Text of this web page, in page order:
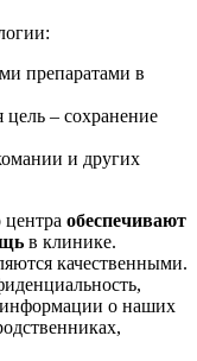
препаратами в
цель – сохранение
и других
обеспечивают
в клинике.
качественными.
информации о наших